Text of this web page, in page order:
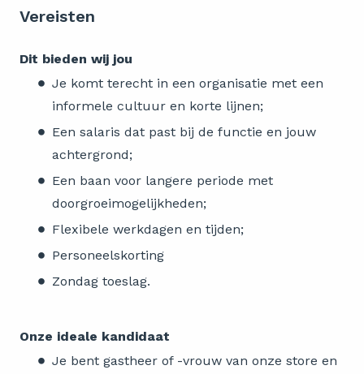
Vereisten
Dit bieden wij jou
Je komt terecht in een organisatie met een
informele cultuur en korte lijnen;
Een salaris dat past bij de functie en jouw
achtergrond;
Een baan voor langere periode met
doorgroeimogelijkheden;
Flexibele werkdagen en tijden;
Personeelskorting
Zondag toeslag.
Onze ideale kandidaat
Je bent gastheer of -vrouw van onze store en